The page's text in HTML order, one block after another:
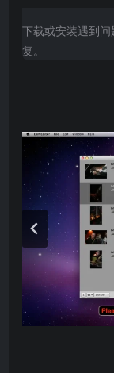
下载或安装遇到
复。